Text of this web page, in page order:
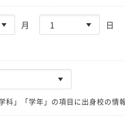
月 日
」「学年」の項目に出身校の情